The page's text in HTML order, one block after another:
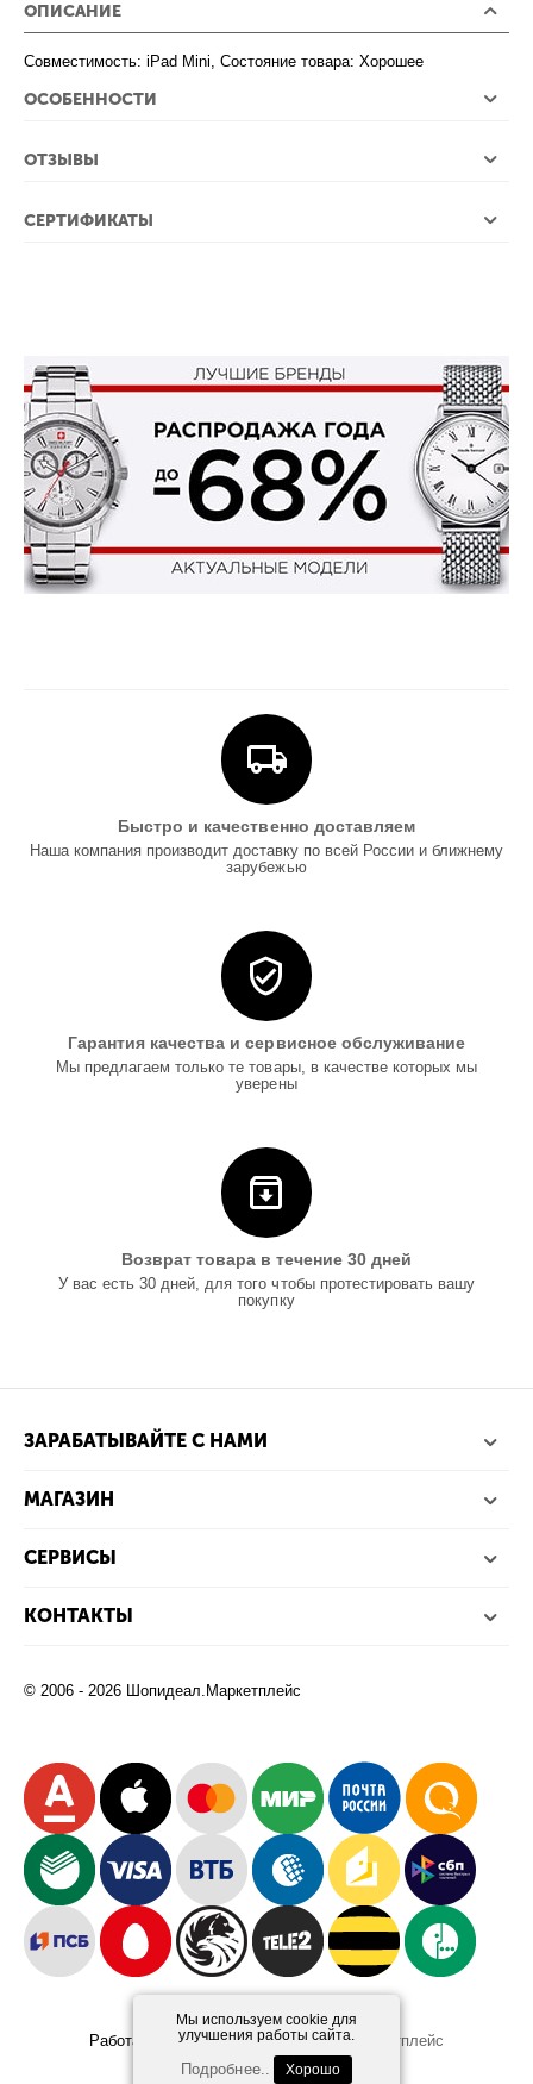
Мы используем cookie для
улучшения работы сайта.
Подробнее.. Хорошо
ОПИСАНИЕ
Совместимость: iPad Mini, Состояние товара: Хорошее
ОСОБЕННОСТИ
ОТЗЫВЫ
СЕРТИФИКАТЫ
Быстро и качественно доставляем
Наша компания производит доставку по всей России и ближнему
зарубежью
Гарантия качества и сервисное обслуживание
Мы предлагаем только те товары, в качестве которых мы
уверены
Возврат товара в течение 30 дней
У вас есть 30 дней, для того чтобы протестировать вашу
покупку
ЗАРАБАТЫВАЙТЕ С НАМИ
МАГАЗИН
СЕРВИСЫ
КОНТАКТЫ
© 2006 - 2026 Шопидеал.Маркетплейс
Работает на платформеШопидеал.Маркетплейс
Design and DevelopmentAfsun